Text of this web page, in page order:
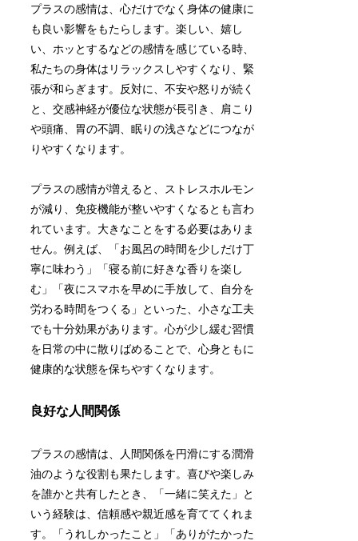
プラスの感情は、心だけでなく身体の健康に
も良い影響をもたらします。楽しい、嬉し
い、ホッとするなどの感情を感じている時、
私たちの身体はリラックスしやすくなり、緊
張が和らぎます。反対に、不安や怒りが続く
と、交感神経が優位な状態が長引き、肩こり
や頭痛、胃の不調、眠りの浅さなどにつなが
りやすくなります。
プラスの感情が増えると、ストレスホルモン
が減り、免疫機能が整いやすくなるとも言わ
れています。大きなことをする必要はありま
せん。例えば、「お風呂の時間を少しだけ丁
寧に味わう」「寝る前に好きな香りを楽し
む」「夜にスマホを早めに手放して、自分を
労わる時間をつくる」といった、小さな工夫
でも十分効果があります。心が少し緩む習慣
を日常の中に散りばめることで、心身ともに
健康的な状態を保ちやすくなります。
良好な人間関係
プラスの感情は、人間関係を円滑にする潤滑
油のような役割も果たします。喜びや楽しみ
を誰かと共有したとき、「一緒に笑えた」と
いう経験は、信頼感や親近感を育ててくれま
す。「うれしかったこと」「ありがたかった